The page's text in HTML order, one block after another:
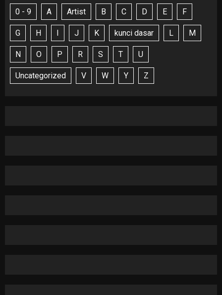
0 - 9 A Artist B C D E F
G H I J K kunci dasar L M
N O P R S T U
Uncategorized V W Y Z